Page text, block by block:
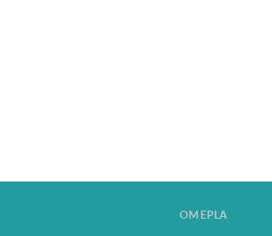
OM EPLA